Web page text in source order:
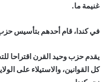
غنيمة ما.
في كندا، قام أحدهم بتأسيس حزب
يقدم حزب وحيد القرن اقتراحا
كل القوانين، والاستيلاء على